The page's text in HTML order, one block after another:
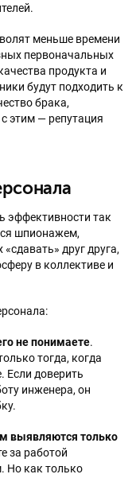
меньше времени
первоначальных
продукта и
будут подходить к
брака,
этим — репутация
эффективности так
шпионажем,
друг друга,
в коллективе и
не понимаете.
тогда, когда
Если доверить
инженера, он
выявляются только
за работой
Но как только